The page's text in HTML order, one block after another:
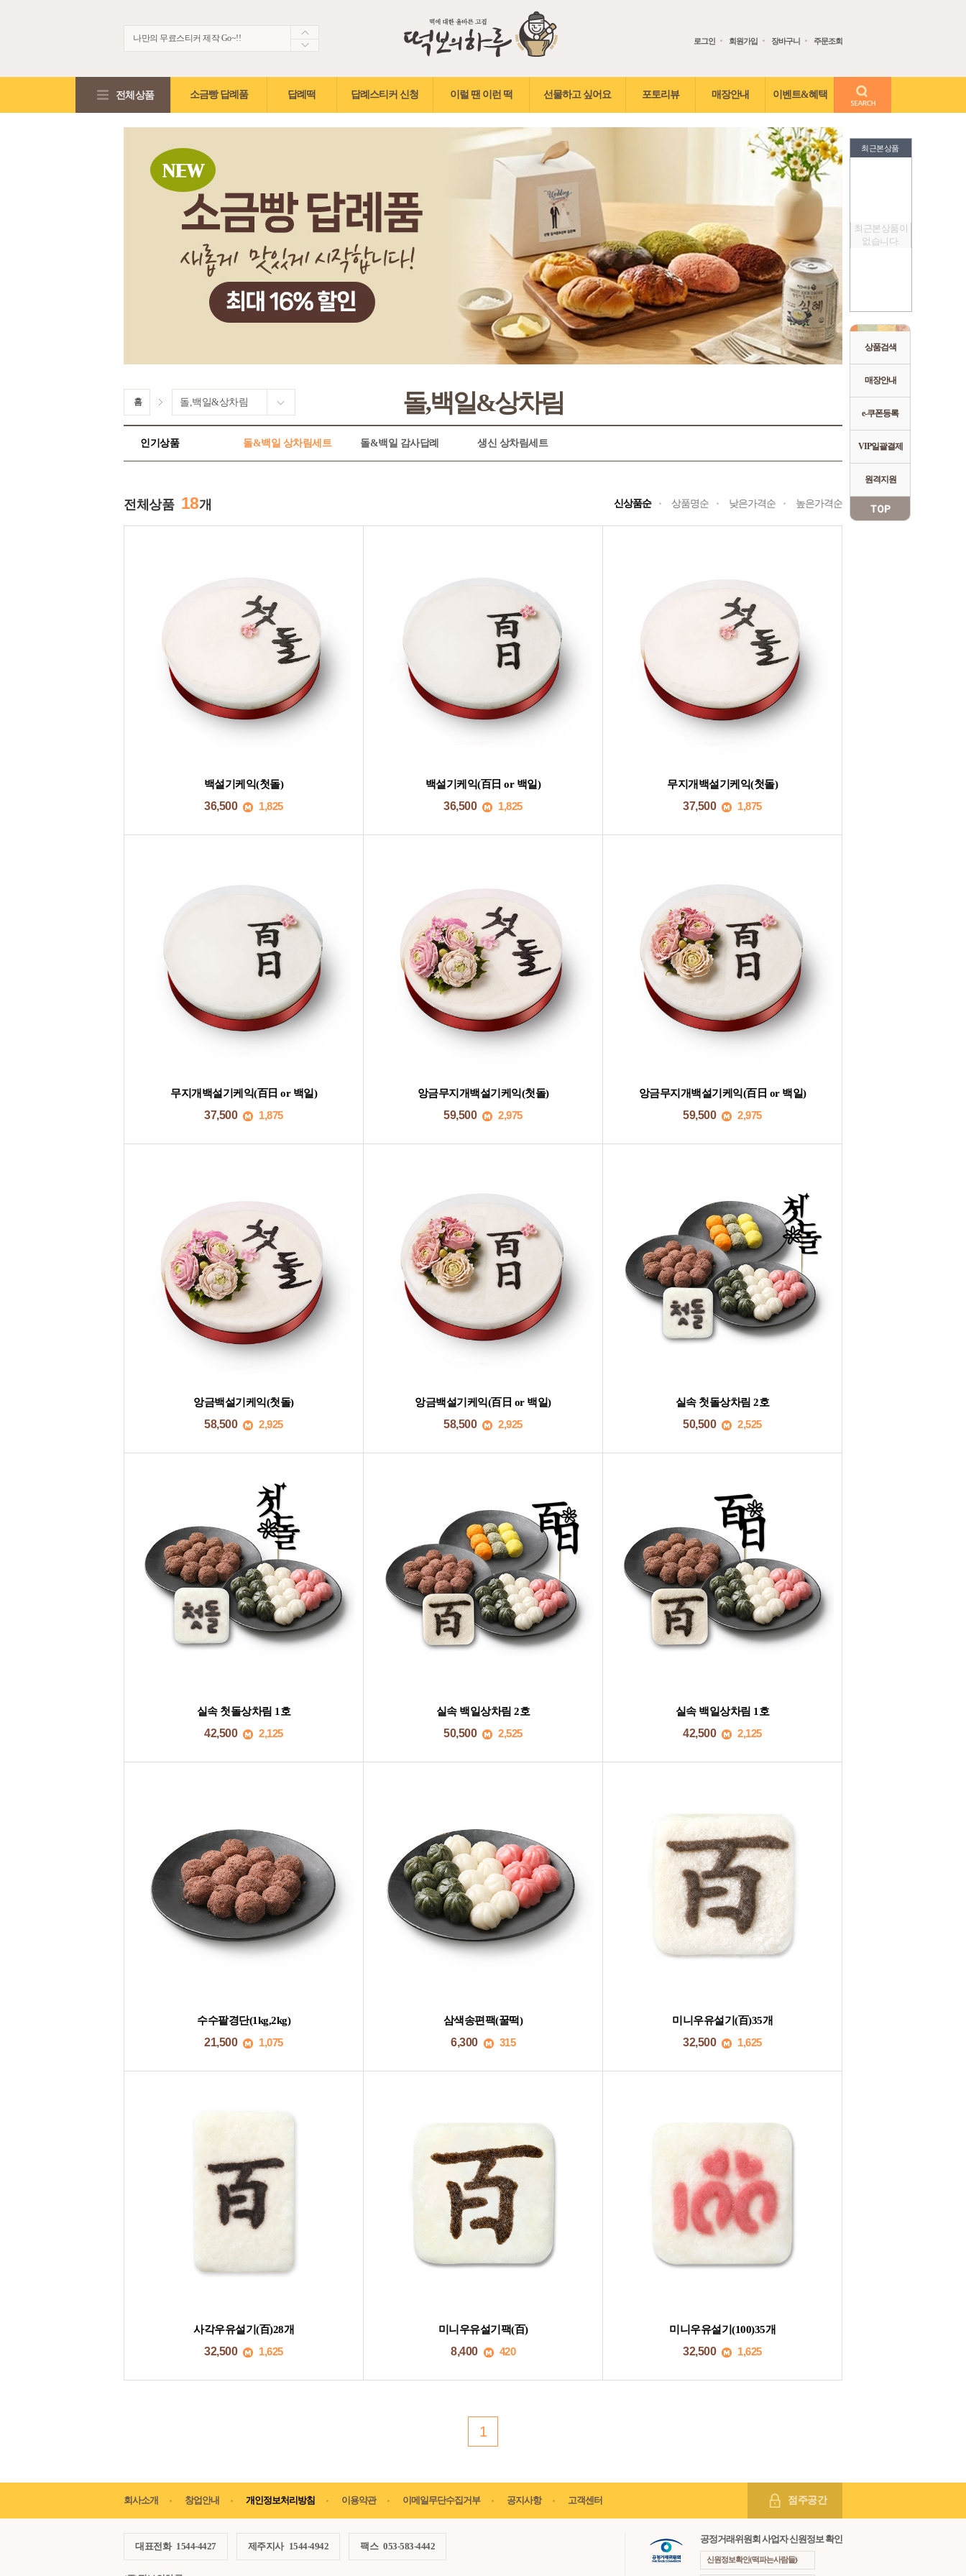
최근본상품
최근본상품이
없습니다.
상품검색
매장안내
e-쿠폰등록
VIP일괄결제
원격지원
나만의 무료스티커 제작 Go~!!
적립금2,000원 + 5%적립혜택!!
로그인 회원가입 장바구니 주문조회
전체상품 소금빵 답례품 답례떡 답례스티커 신청 이럴 땐 이런 떡 선물하고 싶어요 포토리뷰 매장안내 이벤트&혜택
돌,백일&상차림
홈 돌,백일&상차림
인기상품 돌&백일 상차림세트 돌&백일 감사답례 생신 상차림세트
전체상품 18개 신상품순 상품명순 낮은가격순 높은가격순
백설기케익(첫돌)
36,500 1,825
백설기케익(百日 or 백일)
36,500 1,825
무지개백설기케익(첫돌)
37,500 1,875
무지개백설기케익(百日 or 백일)
37,500 1,875
앙금무지개백설기케익(첫돌)
59,500 2,975
앙금무지개백설기케익(百日 or 백일)
59,500 2,975
앙금백설기케익(첫돌)
58,500 2,925
앙금백설기케익(百日 or 백일)
58,500 2,925
실속 첫돌상차림 2호
50,500 2,525
실속 첫돌상차림 1호
42,500 2,125
실속 백일상차림 2호
50,500 2,525
실속 백일상차림 1호
42,500 2,125
수수팥경단(1kg,2kg)
21,500 1,075
삼색송편팩(꿀떡)
6,300 315
미니우유설기(百)35개
32,500 1,625
사각우유설기(百)28개
32,500 1,625
미니우유설기팩(百)
8,400 420
미니우유설기(100)35개
32,500 1,625
1
회사소개 창업안내 개인정보처리방침 이용약관 이메일무단수집거부 공지사항 고객센터 점주공간
대표전화 1544-4427 제주지사 1544-4942 팩스 053-583-4442
공정거래위원회 사업자 신원정보 확인
신원정보확인(떡파는사람들)